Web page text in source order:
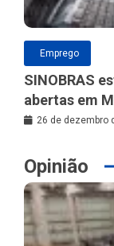
Emprego
SINOBRAS
abertas em
26 de dezembro
Opinião